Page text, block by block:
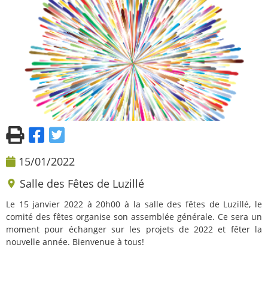
15/01/2022
Salle des Fêtes de Luzillé
Le 15 janvier 2022 à 20h00 à la salle des fêtes de Luzillé, le
comité des fêtes organise son assemblée générale. Ce sera un
moment pour échanger sur les projets de 2022 et fêter la
nouvelle année. Bienvenue à tous!